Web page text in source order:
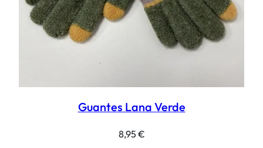
Guantes Lana Verde
8,95€